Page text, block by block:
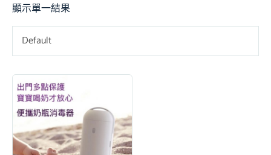
顯示單一結果
Default